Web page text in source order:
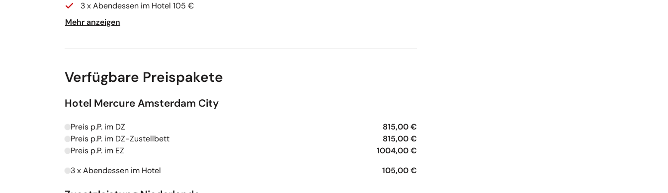
3 x Abendessen im Hotel 105 €
Mehr anzeigen
Verfügbare Preispakete
Hotel Mercure Amsterdam City
Kapazitäten werden geladen
Preis p.P. im DZ 815,00 €
Kapazitäten werden geladen
Preis p.P. im DZ-Zustellbett 815,00 €
Kapazitäten werden geladen
Preis p.P. im EZ 1004,00 €
Kapazitäten werden geladen
3 x Abendessen im Hotel 105,00 €